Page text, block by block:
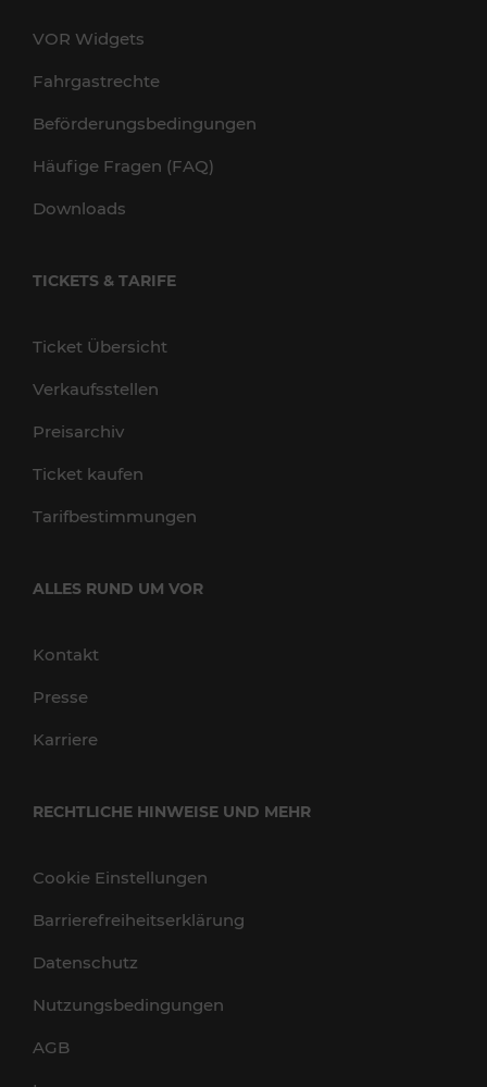
VOR Widgets
Fahrgastrechte
Beförderungsbedingungen
Häufige Fragen (FAQ)
Downloads
TICKETS & TARIFE
Ticket Übersicht
Verkaufsstellen
Preisarchiv
Ticket kaufen
Tarifbestimmungen
ALLES RUND UM VOR
Kontakt
Presse
Karriere
RECHTLICHE HINWEISE UND MEHR
Cookie Einstellungen
Barrierefreiheitserklärung
Datenschutz
Nutzungsbedingungen
AGB